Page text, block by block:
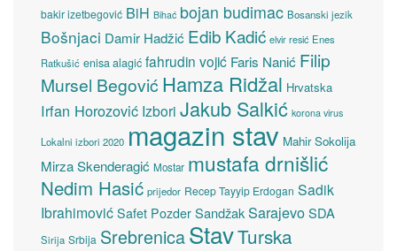
bakir izetbegović BiH Bihać bojan budimac Bosanski jezik
Bošnjaci Damir Hadžić Edib Kadić elvir resić Enes
Ratkušić enisa alagić fahrudin vojić Faris Nanić Filip
Mursel Begović Hamza Ridžal Hrvatska
Irfan Horozović Izbori Jakub Salkić korona virus
Lokalni izbori 2020 magazin stav Mahir Sokolija
Mirza Skenderagić Mostar mustafa drnišlić
Nedim Hasić prijedor Recep Tayyip Erdogan Sadik
Ibrahimović Safet Pozder SandžakSarajevoSDA
Sirija Srbija SrebrenicaStavTurska